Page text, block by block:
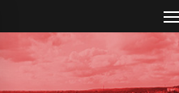
to
content